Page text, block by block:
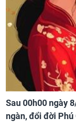
Sau 00h00 ngày
ngàn, đổi đời Phú